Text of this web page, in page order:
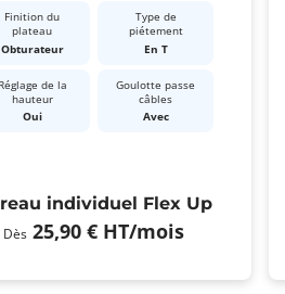
Finition du
plateau
Obturateur
Type de
piétement
En T
Réglage de la
hauteur
Oui
Goulotte passe
câbles
Avec
individuel Flex Up
Dès 25,90 € HT/mois